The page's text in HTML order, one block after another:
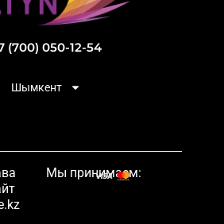
(700) 050-12-54
Шымкент
Мы принимаем: